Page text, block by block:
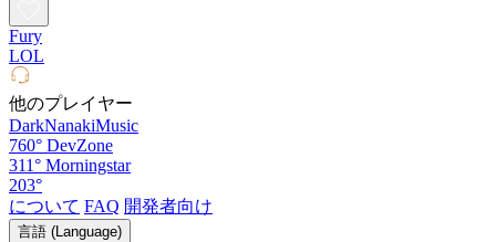
Fury
LOL
他のプレイヤー
DarkNanakiMusic
760° DevZone
311° Morningstar
203°
について FAQ 開発者向け
言語 (Language)